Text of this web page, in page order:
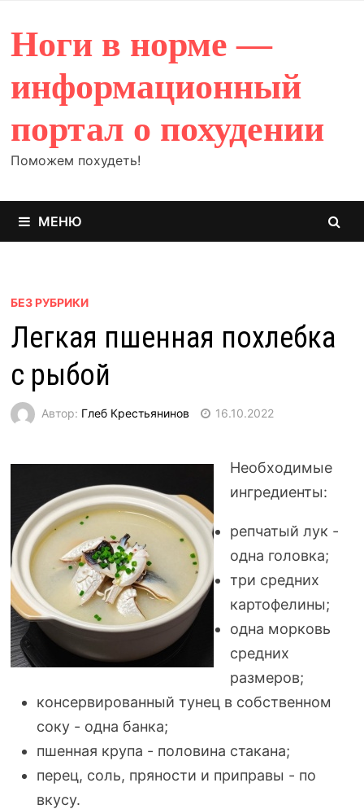
содержимому
Ноги в норме —
информационный
портал о похудении
Поможем похудеть!
МЕНЮ
БЕЗ РУБРИКИ
Легкая пшенная похлебка
с рыбой
Автор: Глеб Крестьянинов 16.10.2022
Необходимые
ингредиенты:
репчатый лук -
одна головка;
три средних
картофелины;
одна морковь
средних
размеров;
консервированный тунец в собственном
соку - одна банка;
пшенная крупа - половина стакана;
перец, соль, пряности и приправы - по
вкусу.